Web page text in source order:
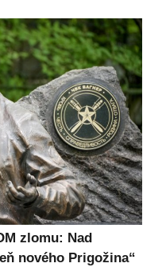
zlomu: Nad
nového Prigožina“